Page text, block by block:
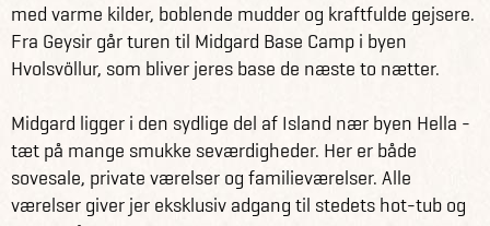
med varme kilder, boblende mudder og kraftfulde gejsere.
Fra Geysir går turen til Midgard Base Camp i byen
Hvolsvöllur, som bliver jeres base de næste to nætter.
Midgard ligger i den sydlige del af Island nær byen Hella -
tæt på mange smukke seværdigheder. Her er både
sovesale, private værelser og familieværelser. Alle
værelser giver jer eksklusiv adgang til stedets hot-tub og